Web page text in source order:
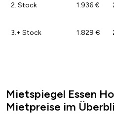
2. Stock 1.936 €
3.+ Stock 1.829 €
Mietspiegel Essen
Mietpreise im